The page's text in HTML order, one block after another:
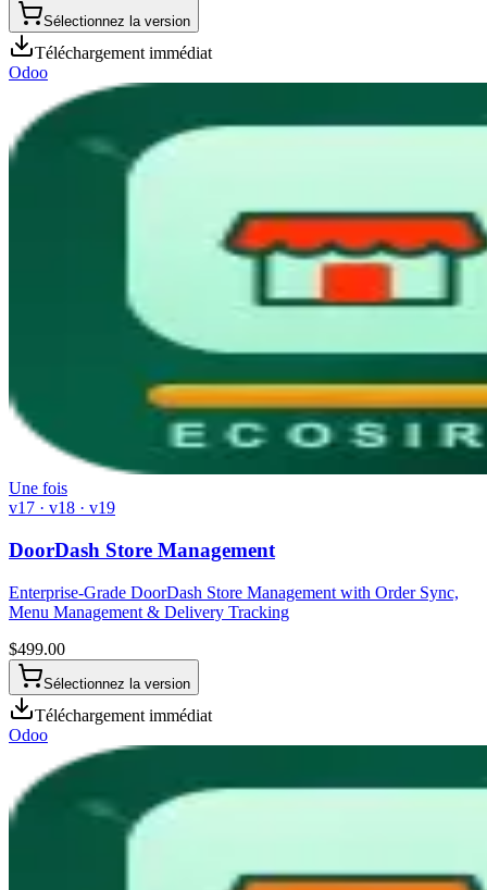
Sélectionnez la version
Téléchargement immédiat
Odoo
Une fois
v17 · v18 · v19
DoorDash Store Management
Enterprise-Grade DoorDash Store Management with Order Sync,
Menu Management & Delivery Tracking
$499.00
Sélectionnez la version
Téléchargement immédiat
Odoo